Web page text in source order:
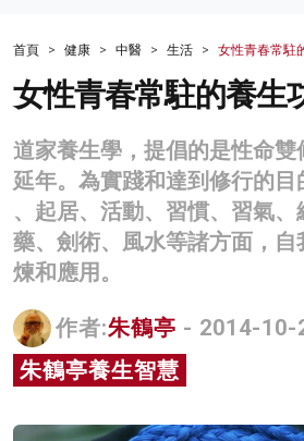
財經
生活
商業
科技
影片
名家榜
灼見活動
首頁 健康 中醫 生活 女性青春常駐
女性青春常駐的養生
道家養生學，提倡的是性命
延年。為實踐和達到修行的
、起居、活動、習慣、習氣
藥、劍術、風水等諸方面，
煉和應用。
作者:朱鶴亭 - 2014-10-
朱鶴亭養生智慧